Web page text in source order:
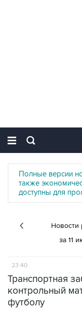
Полные версии
также
доступны для
Новости
за 11
23:40
Транспортная
контрольный
футболу